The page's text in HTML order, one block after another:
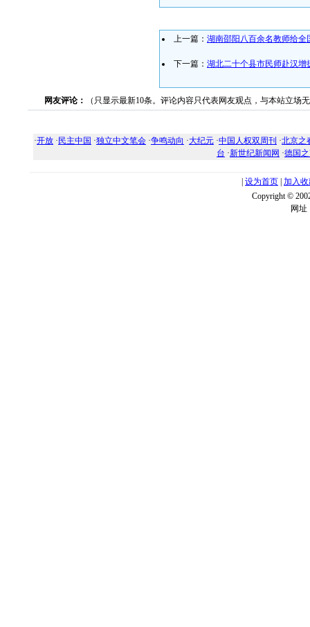
上一篇： 湖南邵阳八百余名教师给全
下一篇： 湖北二十个县市民师赴汉增
网友评论： （只显示最新10条。评论内容只代表网友观点，与本站立场
·开放 · 民主中国 ·独立中文笔会 ·争鸣动向 ·大纪元 ·中国人权双周刊 ·北京之
台 ·新世纪新闻网 ·德国
设为首页 加入
Copyright ©
网址